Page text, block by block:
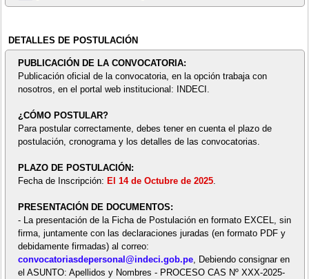
DETALLES DE POSTULACIÓN
PUBLICACIÓN DE LA CONVOCATORIA:
Publicación oficial de la convocatoria, en la opción trabaja con
nosotros, en el portal web institucional: INDECI.
¿CÓMO POSTULAR?
Para postular correctamente, debes tener en cuenta el plazo de
postulación, cronograma y los detalles de las convocatorias.
PLAZO DE POSTULACIÓN:
Fecha de Inscripción: El 14 de Octubre de 2025.
PRESENTACIÓN DE DOCUMENTOS:
- La presentación de la Ficha de Postulación en formato EXCEL, sin
firma, juntamente con las declaraciones juradas (en formato PDF y
debidamente firmadas) al correo:
convocatoriasdepersonal@indeci.gob.pe, Debiendo consignar en
el ASUNTO: Apellidos y Nombres - PROCESO CAS Nº XXX-2025-